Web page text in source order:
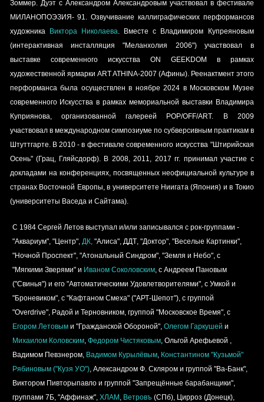
Зоммер. Дуэт с Александром Александровым участвовал в фестивале
МИЛАНОПОЭЗИЯ- 91
. Озвучивание каллиграфических перформансов
художника
Виктора Николаева . Вместе с Владимиром Купреяновым
(интерактивная инсталляция "Меланхолия 2006") участвовал в
выставке современного искусства ON GEEKDOM в рамках
художественной ярмарки ART ATHINA-2007 (Афины). Реенактмент этого
перформанса была осуществлен в ноябре 2024 в Московском Музее
современного Искусства в рамках мемориальной выставки Владимира
Куприянова, организованной галереей POP/OFF/ART.
В 2009
участвовал в международном симпозиуме по субверсивным практикамв
Штуттгарте В 2010 - в фестивале современного искусства "Штирийская
Осень"(Грац Гляйсдорф). В 2008, 2011, 2017 гг. принимал участие с
докладами на конференциях, посвященных неофициальной культуре в
странах Восточной Европы, в университете Ниигата (Япония) и в Токио
(университеты Васеда и Сайтама).
С 1984 Сергей Летов выступал и/или записывался с рок-группами -
"Аквариум", "Центр", ДК, "Алиса", ДДТ, "Доктор", "Веселые Картинки",
"Ночной Проспект", "Атональный Синдром", "Земля и Небо", с
"Мягкими Зверями" и Иваном Соколовским, с Андреем Пановым
("Свинья") и его "Автоматическими Удовлетворителями", c Умкой и
"Броневиком", с "Кафтаном Смеха"("АРТ-Шепот"), с группой
"Overdrive", Радой и Терновником, группой "Московское Время", с
Егором Летовыми "Гражданской Обороной", Олегом Гаркушей и
Михаилом Коловским, Федором Чистяковым, Ольгой Арефьевой ,
Вадимом Певзнером, Вадимом Курылёвым, Константином "Кузьмой"
Рябиновым ("Кузя УО"), Александром Ф. Скляром и группой "Ва-Банк",
Виктором Пивторыпавло и группой "Запрещённые барабанщики",
группами 7Б, "Аффинаж", ХЛАМ Ветровъ (СПб), Цирроз (Донецк),